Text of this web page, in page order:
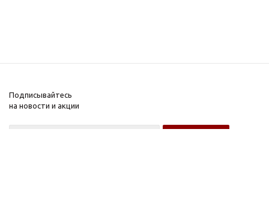
Подписывайтесь
на новости и акции